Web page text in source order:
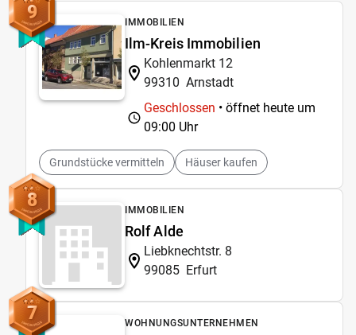
9 IMMOBILIEN
Ilm-Kreis Immobilien
Kohlenmarkt 12
99310 Arnstadt
Geschlossen • öffnet heute um
09:00 Uhr
Grundstücke vermitteln Häuser kaufen
8 IMMOBILIEN
Rolf Alde
Liebknechtstr. 8
99085 Erfurt
7 WOHNUNGSUNTERNEHMEN